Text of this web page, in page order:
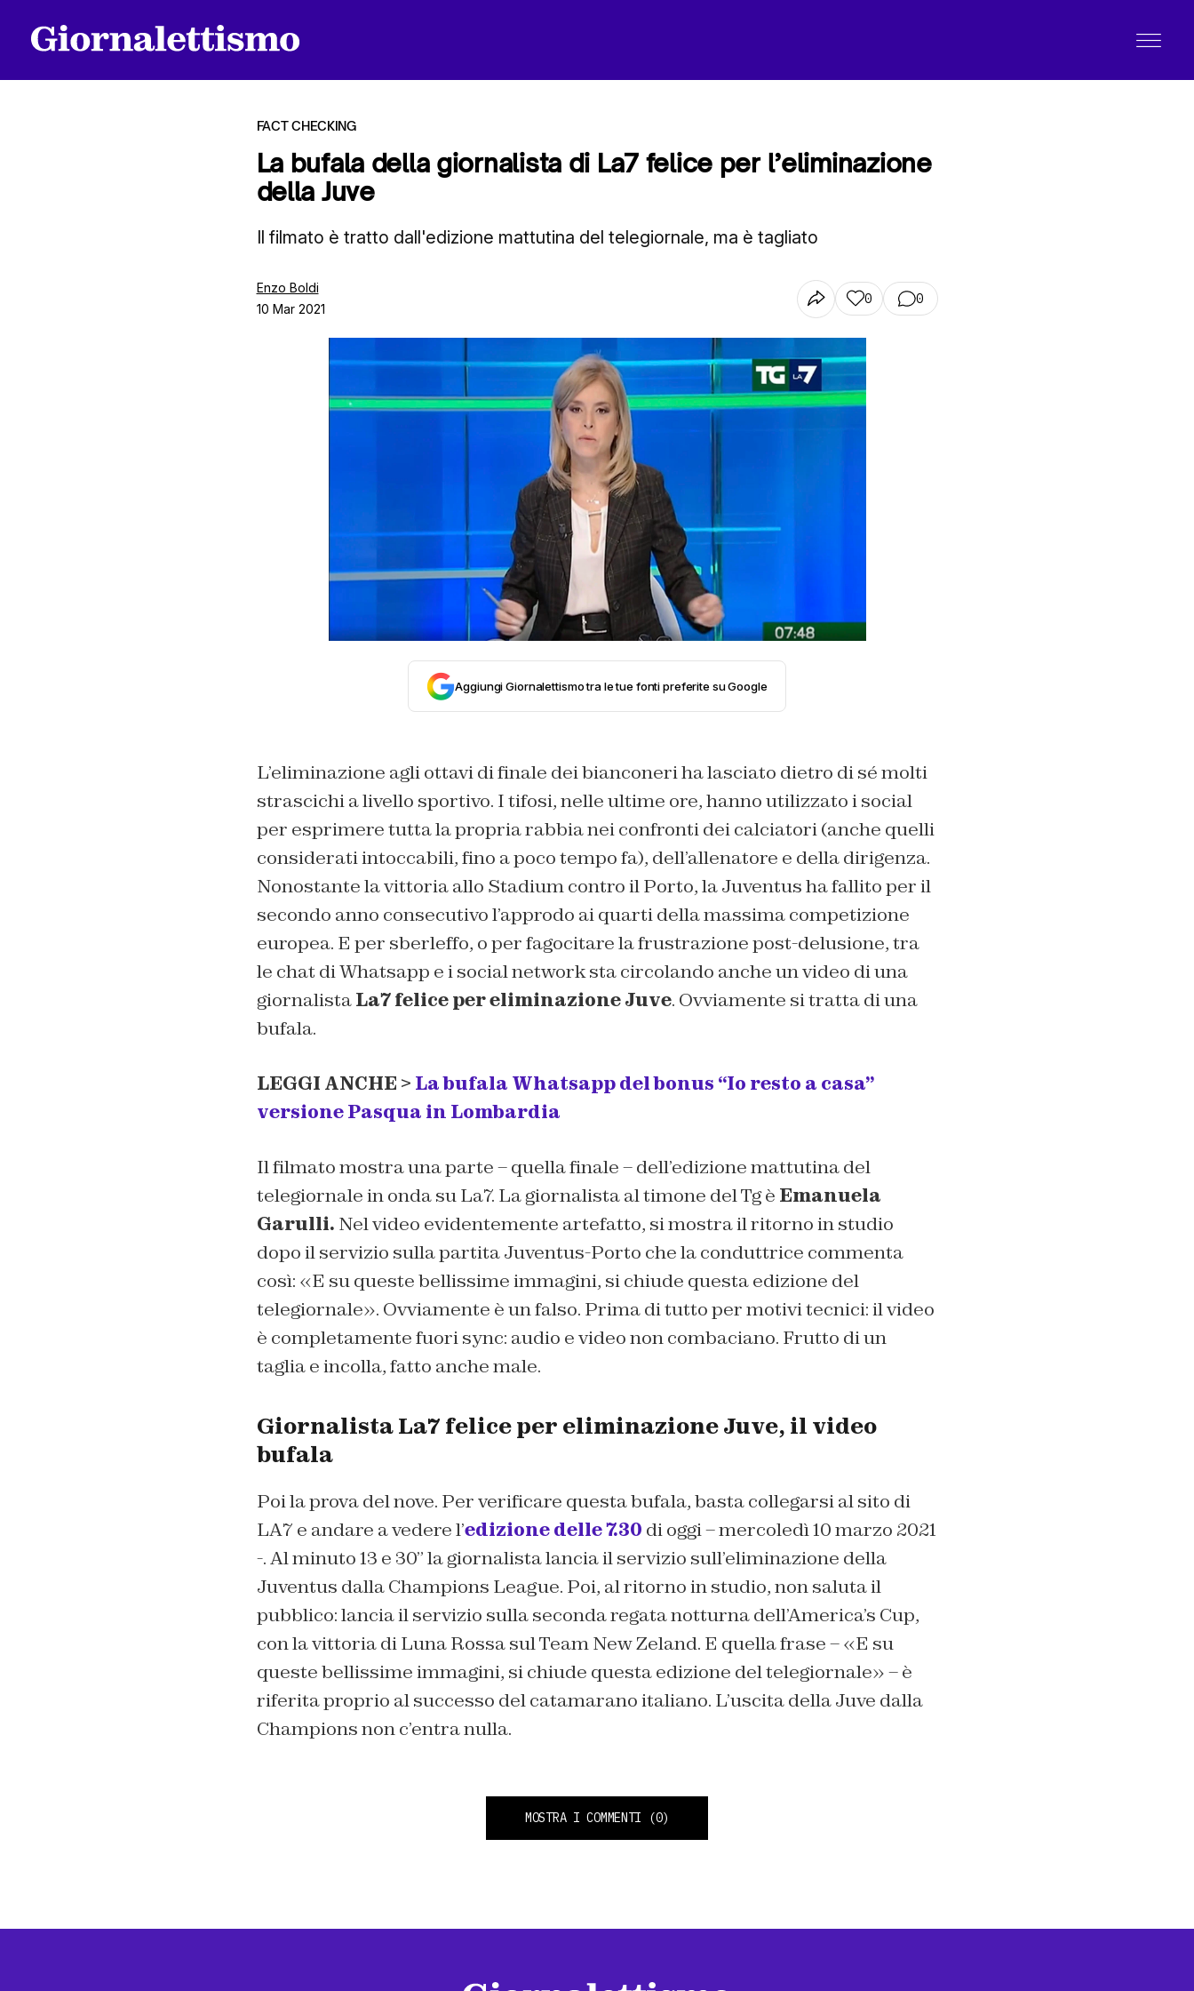
FACT CHECKING
La bufala della giornalista di La7 felice per l’eliminazione
della Juve
Il filmato è tratto dall'edizione mattutina del telegiornale, ma è tagliato
Enzo Boldi
10 Mar 2021
0 0
Aggiungi Giornalettismo tra le tue fonti preferite su Google
L’eliminazione agli ottavi di finale dei bianconeri ha lasciato dietro di sé molti
strascichi a livello sportivo. I tifosi, nelle ultime ore, hanno utilizzato i social
per esprimere tutta la propria rabbia nei confronti dei calciatori (anche quelli
considerati intoccabili, fino a poco tempo fa), dell’allenatore e della dirigenza.
Nonostante la vittoria allo Stadium contro il Porto, la Juventus ha fallito per il
secondo anno consecutivo l’approdo ai quarti della massima competizione
europea. E per sberleffo, o per fagocitare la frustrazione post-delusione, tra
le chat di Whatsapp e i social network sta circolando anche un video di una
giornalistaLa7 felice per eliminazione Juve. Ovviamente si tratta di una
bufala.
LEGGI ANCHE > La bufala Whatsapp del bonus “Io resto a casa”
versione Pasqua in Lombardia
Il filmato mostra una parte – quella finale – dell’edizione mattutina del
telegiornale in onda su La7. La giornalista al timone del Tg è Emanuela
Garulli. Nel video evidentemente artefatto, si mostra il ritorno in studio
dopo il servizio sulla partita Juventus-Porto che la conduttrice commenta
così: «E su queste bellissime immagini, si chiude questa edizione del
telegiornale». Ovviamente è un falso. Prima di tutto per motivi tecnici: il video
è completamente fuori sync: audio e video non combaciano. Frutto di un
taglia e incolla, fatto anche male.
Giornalista La7 felice per eliminazione Juve, il video
bufala
Poi la prova del nove. Per verificare questa bufala, basta collegarsi al sito di
LA7 e andare a vedere l’edizione delle 7.30 di oggi – mercoledì 10 marzo 2021
-. Al minuto 13 e 30” la giornalista lancia il servizio sull’eliminazione della
Juventus dalla Champions League. Poi, al ritorno in studio, non saluta il
pubblico: lancia il servizio sulla seconda regata notturna dell’America’s Cup,
con la vittoria di Luna Rossa sul Team New Zeland. E quella frase – «E su
queste bellissime immagini, si chiude questa edizione del telegiornale» – è
riferita proprio al successo del catamarano italiano. L’uscita della Juve dalla
Champions non c’entra nulla.
MOSTRA I COMMENTI (0)